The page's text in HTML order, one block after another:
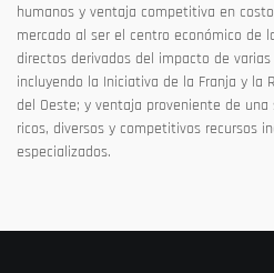
humanos y ventaja competitiva en
mercado al ser el centro económico de
directos derivados del impacto de
incluyendo la Iniciativa de la Franja y la
del Oeste; y ventaja proveniente de
ricos, diversos y competitivos recursos
especializados.